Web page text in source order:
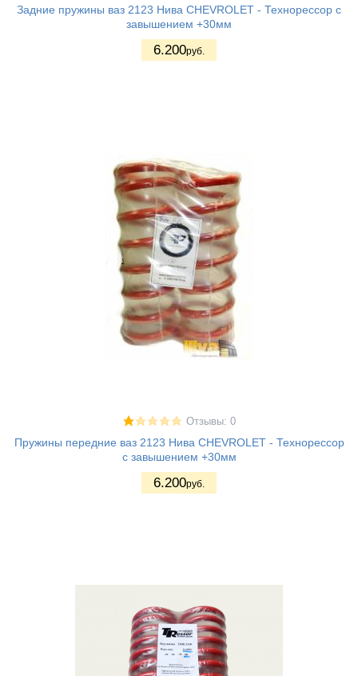
Задние пружины ваз 2123 Нива CHEVROLET - Технорессор с
завышением +30мм
6.200руб.
Отзывы: 0
Пружины передние ваз 2123 Нива CHEVROLET - Технорессор
с завышением +30мм
6.200руб.